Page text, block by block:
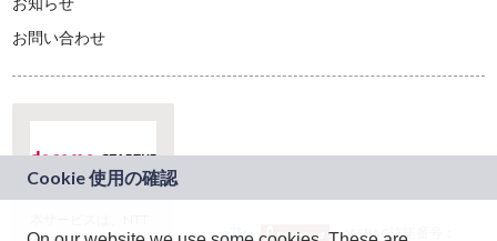
お問い合わせ
JASRAC許諾番号：